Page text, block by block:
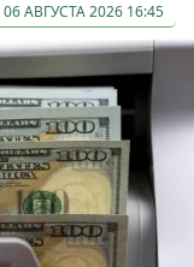
06 АВГУСТА 2026 16:45